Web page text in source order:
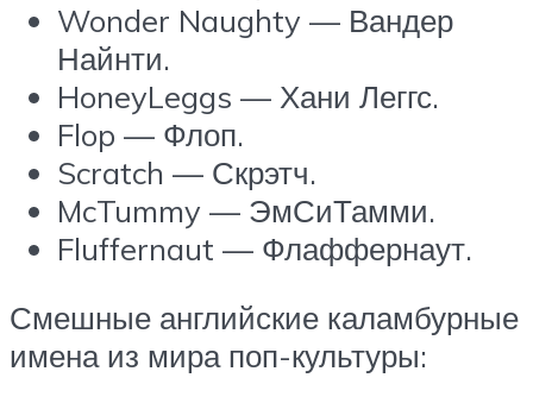
Wonder Naughty — Вандер
Найнти.
HoneyLeggs — Хани Леггс.
Flop — Флоп.
Scratch — Скрэтч.
McTummy — ЭмСиТамми.
Fluffernaut — Флаффернаут.
Смешные английские каламбурные
имена из мира поп-культуры: